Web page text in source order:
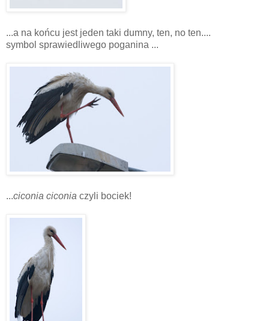
...a na końcu jest jeden taki dumny, ten, no ten....
symbol sprawiedliwego poganina ...
...ciconia ciconia czyli bociek!